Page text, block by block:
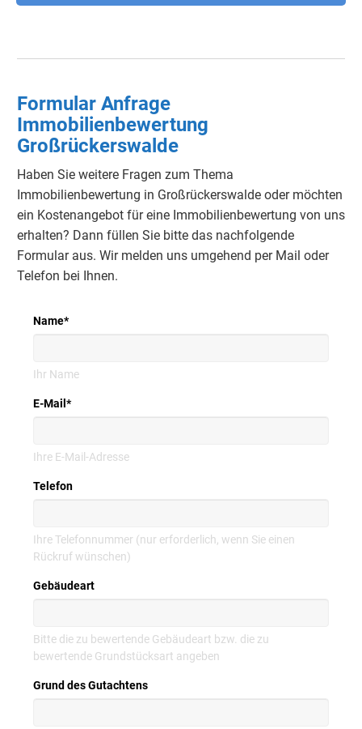
Formular Anfrage
Immobilienbewertung
Großrückerswalde
Haben Sie weitere Fragen zum Thema
Immobilienbewertung in Großrückerswalde oder möchten
ein Kostenangebot für eine Immobilienbewertung von uns
erhalten? Dann füllen Sie bitte das nachfolgende
Formular aus. Wir melden uns umgehend per Mail oder
Telefon bei Ihnen.
Name*
Ihr Name
E-Mail *
Ihre E-Mail-Adresse
Telefon
Ihre Telefonnummer (nur erforderlich, wenn Sie einen
Rückruf wünschen)
Gebäudeart
Bitte die zu bewertende Gebäudeart bzw. die zu
bewertende Grundstücksart angeben
Grund des Gutachtens